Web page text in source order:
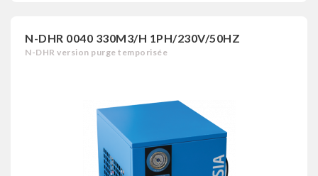
N-DHR 0040 330M3/H 1PH/230V/50HZ
N-DHR version purge temporisée